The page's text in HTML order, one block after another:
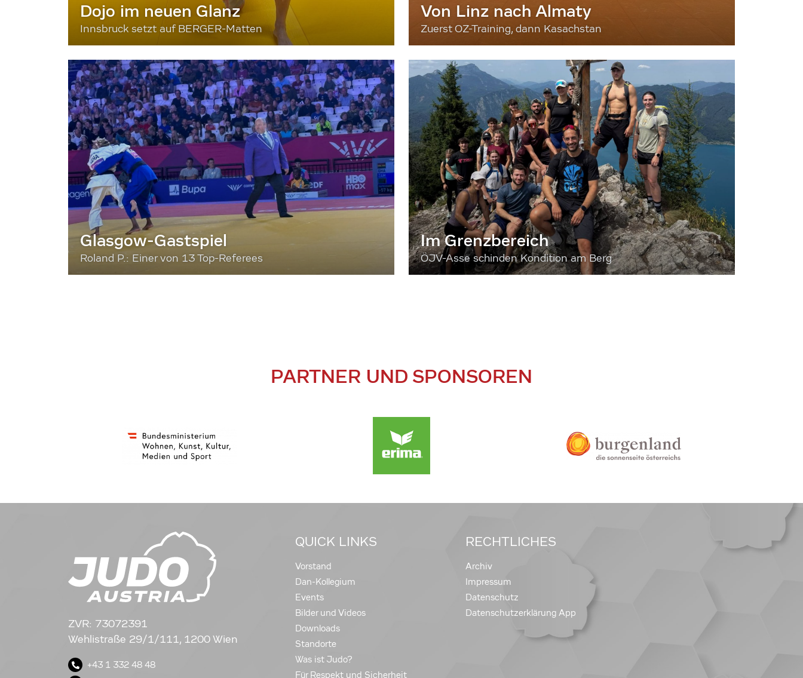
Dojo im neuen Glanz
Innsbruck setzt auf BERGER-Matten
Von Linz nach Almaty
Zuerst OZ-Training, dann Kasachstan
Glasgow-Gastspiel
Roland P.: Einer von 13 Top-Referees
Im Grenzbereich
ÖJV-Asse schinden Kondition am Berg
PARTNER UND SPONSOREN
ZVR: 73072391
Wehlistraße 29/1/111, 1200 Wien
+43 1 332 48 48
QUICK LINKS
Vorstand
Dan-Kollegium
Events
Bilder und Videos
Downloads
Standorte
Was ist Judo?
Für Respekt und Sicherheit
RECHTLICHES
Archiv
Impressum
Datenschutz
Datenschutzerklärung App